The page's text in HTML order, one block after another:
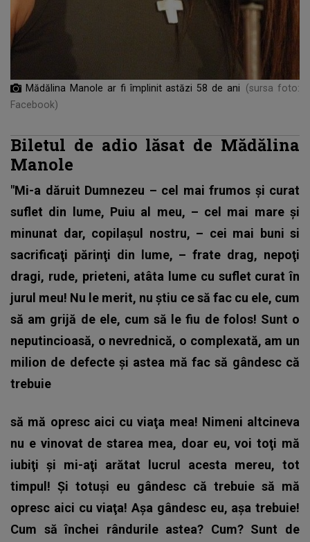
Mădălina Manole ar fi împlinit astăzi 58 de ani
(sursa foto:
Facebook)
Biletul de adio lăsat de Mădălina
Manole
"Mi-a dăruit Dumnezeu – cel mai frumos şi curat
suflet din lume, Puiu al meu, – cel mai mare şi
minunat dar, copilaşul nostru, – cei mai buni si
sacrificaţi părinţi din lume, – frate drag, nepoţi
dragi, rude, prieteni, atâta lume cu suflet curat în
jurul meu! Nu le merit, nu ştiu ce să fac cu ele, cum
să am grijă de ele, cum să le fiu de folos! Sunt o
neputincioasă, o nevrednică, o complexată, am un
milion de defecte şi astea mă fac să gândesc că
trebuie
să mă opresc aici cu viaţa mea! Nimeni altcineva
nu e vinovat de starea mea, doar eu, voi toţi mă
iubiţi şi mi-aţi arătat lucrul acesta mereu, tot
timpul! Și totuşi eu gândesc că trebuie să mă
opresc aici cu viaţa! Aşa gândesc eu, aşa trebuie!
Cum să închei rândurile astea? Cum? Sunt de